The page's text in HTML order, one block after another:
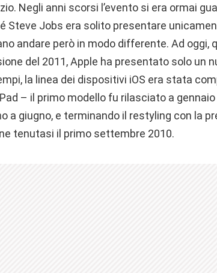
Negli anni scorsi l’evento si era ormai
Steve Jobs era solito presentare
andare però in modo differente. Ad oggi,
del 2011, Apple ha presentato solo un
la linea dei dispositivi iOS era stata
– il primo modello fu rilasciato a
a giugno, e terminando il restyling con la
tenutasi il primo settembre 2010.